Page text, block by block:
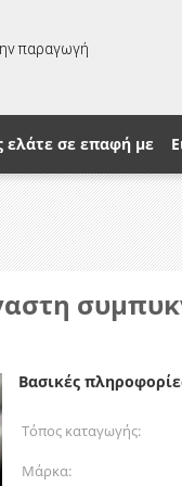
παραγωγή
ελάτε σε επαφή με
Βασικές
Τόπος καταγωγής:
Μάρκα: